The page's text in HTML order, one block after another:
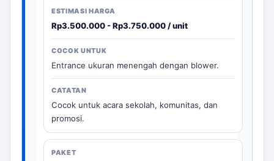
Rp3.500.000 - Rp3.750.000 / unit
Entrance ukuran menengah dengan blower.
Cocok untuk acara sekolah, komunitas, dan
promosi.